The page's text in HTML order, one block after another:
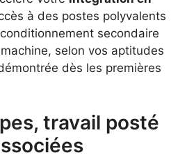
à des postes polyvalents
secondaire
selon vos aptitudes
dès les premières
travail posté